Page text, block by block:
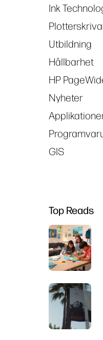
Ink
Utbildning
Hållbarhet
HP
Nyheter
GIS
Top Reads